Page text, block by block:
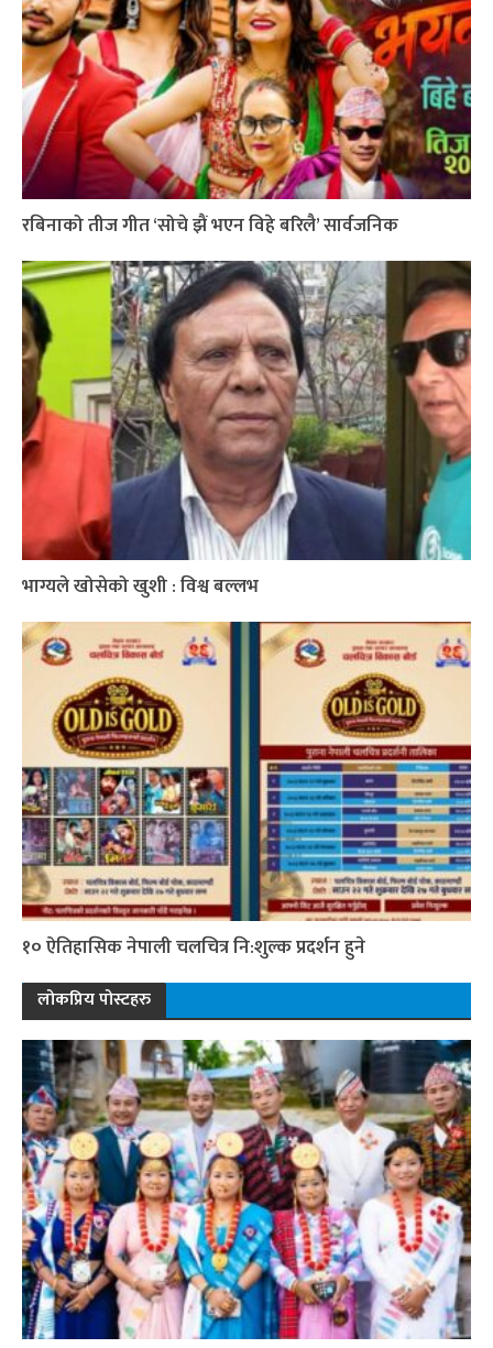
रबिनाको तीज गीत ‘सोचे झैं भएन विहे बरिलै’ सार्वजनिक
भाग्यले खोसेको खुशी : विश्व बल्लभ
१० ऐतिहासिक नेपाली चलचित्र नि:शुल्क प्रदर्शन हुने
लोकप्रिय पोस्टहरु